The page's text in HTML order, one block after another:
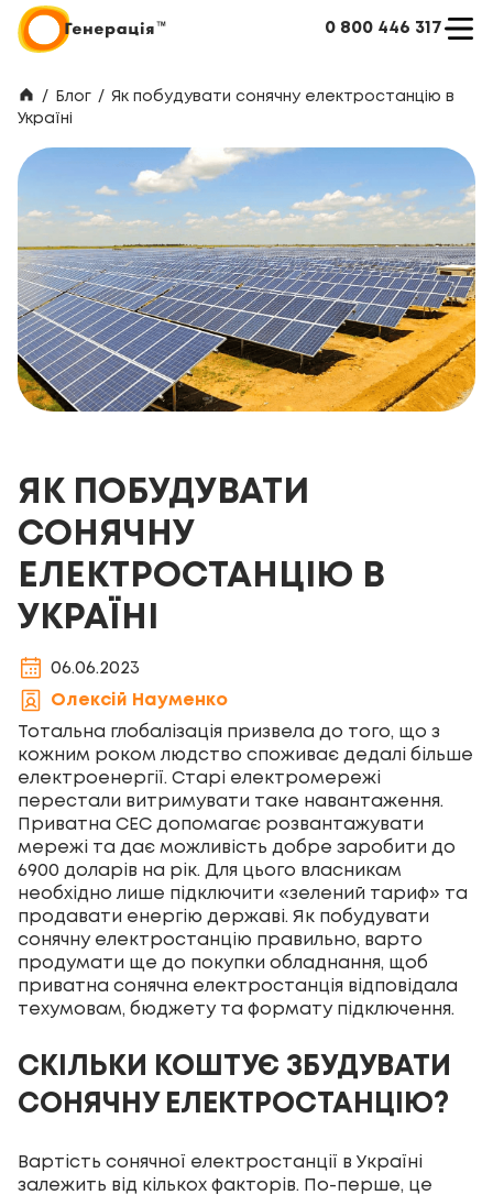
0 800 446 317
/ Блог / Як побудувати сонячну електростанцію в
Україні
ЯК ПОБУДУВАТИ
СОНЯЧНУ
ЕЛЕКТРОСТАНЦІЮ В
УКРАЇНІ
06.06.2023
Олексій Науменко
Тотальна глобалізація призвела до того, що з
кожним роком людство споживає дедалі більше
електроенергії. Старі електромережі
перестали витримувати таке навантаження.
Приватна СЕС допомагає розвантажувати
мережі та дає можливість добре заробити до
6900 доларів на рік. Для цього власникам
необхідно лише підключити «зелений тариф» та
продавати енергію державі. Як побудувати
сонячну електростанцію правильно, варто
продумати ще до покупки обладнання, щоб
приватна сонячна електростанція відповідала
техумовам, бюджету та формату підключення.
СКІЛЬКИ КОШТУЄ ЗБУДУВАТИ
СОНЯЧНУ ЕЛЕКТРОСТАНЦІЮ?
Вартість сонячної електростанції в Україні
залежить від кількох факторів. По-перше, це